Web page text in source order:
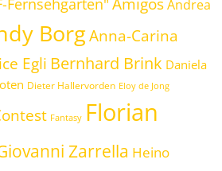
Fernsehgarten"
Andrea
Borg Anna-Carina
Egli Bernhard Brink Daniela
Dieter Hallervorden Eloy de Jong
Fantasy Florian
Zarrella Heino